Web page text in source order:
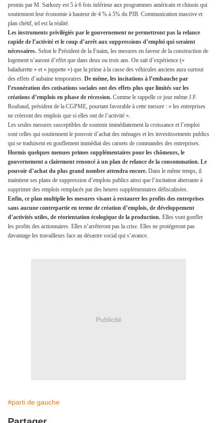
promis par M. Sarkozy est 5 à 6 fois inférieur aux programmes américain et chinois qui
soutiennent leur économie à hauteur de 4 % à 5% du PIB. Communication massive et
plan chétif, tel est la réalité.
Les instruments privilégiés par le gouvernement ne permettront pas la relance
rapide de l’activité et le coup d’arrêt aux suppressions d’emploi qui seraient
nécessaires. Selon le Président de la Fnaim, les mesures en faveur de la construction de
logement n’auront d’effet que dans deux ou trois ans. On sait d’expérience («
baladurette » et « juppette ») que la prime à la casse des véhicules anciens aura surtout
des effets d’aubaine temporaires. De même, les incitations à l’embauche par
l’exonération des cotisations sociales ont des effets plus que limités sur les
créations d’emplois en phase de récession. Comme le rappelle ce jour même J.F.
Roubaud, président de la CGPME, pourtant favorable à cette mesure : « les entreprises
ne créeront des emplois que si elles ont de l’activité ».
Les seules mesures susceptibles de soutenir immédiatement la croissance et l’emploi
sont celles qui soutiennent le pouvoir d’achat des ménages et les investissements publics
qui se traduisent en gonflement immédiat des carnets de commandes des entreprises.
Hormis quelques menues primes supplémentaires pour les chômeurs, le
gouvernement a clairement renoncé à un plan de relance de la consommation. Le
pouvoir d’achat du plus grand nombre attendra encore. Dans le même temps, il
maintient ses plans de suppression d’emplois publics ainsi que l’incitation aberrante à
supprimer des emplois remplacés par des heures supplémentaires défiscalisées.
Enfin, ce plan multiplie les mesures visant à restaurer les profits des entreprises
sans aucune contrepartie en terme de création d’emplois, de développement
d’activités utiles, de réorientation écologique de la production. Elles vont gonfler
les profits des actionnaires. Elles n’arrêteront pas la crise. Elles ne protégeront pas
davantage les travailleurs face au désastre social qui s’avance.
Publicité
#parti de gauche